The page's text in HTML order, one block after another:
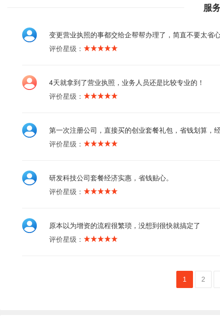
服
变更营业执照的事都交给企帮帮办理了，简直不要太省
评价星级：
4天就拿到了营业执照，业务人员还是比较专业的！
评价星级：
第一次注册公司，直接买的创业套餐礼包，省钱划算，
评价星级：
研发科技公司套餐经济实惠，省钱贴心。
评价星级：
原本以为增资的流程很繁琐，没想到很快就搞定了
评价星级：
1 2